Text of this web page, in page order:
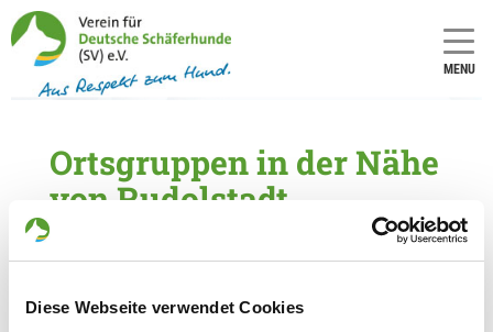
Diese Webseite verwendet Cookies
MENU
Ortsgruppen in der Nähe
von Rudolstadt
5 Ortsgruppen im Umkreis von 20 km gefunden
OG - Ranis